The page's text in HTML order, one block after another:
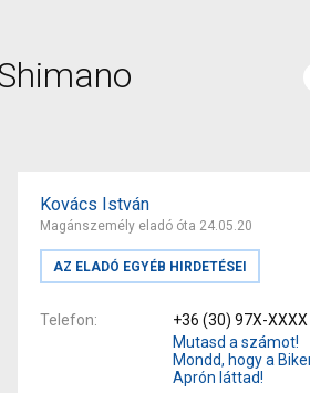
Kovács István
Magánszemély eladó óta 24.05.20
AZ ELADÓ EGYÉB HIRDETÉSEI
Telefon
+36 (30) 97X-XXXX
Mutasd a számot!
Mondd, hogy a
Aprón láttad!